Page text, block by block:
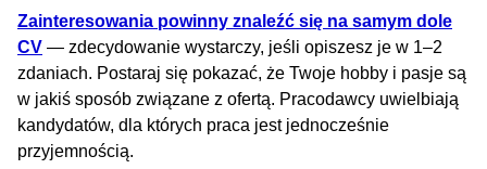
Zainteresowania powinny znaleźć się na samym dole
CV — zdecydowanie wystarczy, jeśli opiszesz je w 1–2
zdaniach. Postaraj się pokazać, że Twoje hobby i pasje są
w jakiś sposób związane z ofertą. Pracodawcy uwielbiają
kandydatów, dla których praca jest jednocześnie
przyjemnością.